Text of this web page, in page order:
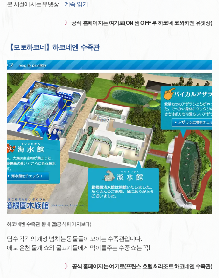
본 시설에서는 유넷상…계속 읽기
공식 홈페이지는 여기로(ON 샘 OFF 루 하코네 코와키엔 유넷상)
【모토하코네】하코네엔 수족관
하코네엔 수족관 원내 맵(공식 페이지보다)
담수 각각의 개성 넘치는 동물들이 모이는 수족관입니다.
애교 온천 물개 쇼와 물고기들에게 먹이를주는 수중 쇼는 꼭!
공식 홈페이지는 여기로(프린스 호텔 & 리조트 하코네엔 수족관)